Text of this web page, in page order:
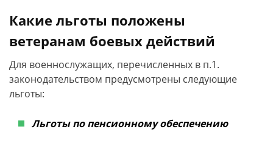
Какие льготы положены
ветеранам боевых действий
Для военнослужащих, перечисленных в п.1.
законодательством предусмотрены следующие
льготы:
Льготы по пенсионному обеспечению